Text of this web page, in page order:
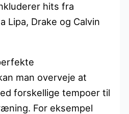
hits fra
Lipa, Drake og Calvin
man overveje at
forskellige tempoer til
For eksempel